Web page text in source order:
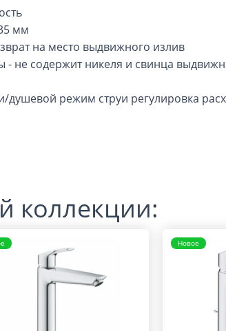
мм
на место выдвижного излив
- не содержит никеля и свинца
режим струи регулировка
коллекции:
Новое